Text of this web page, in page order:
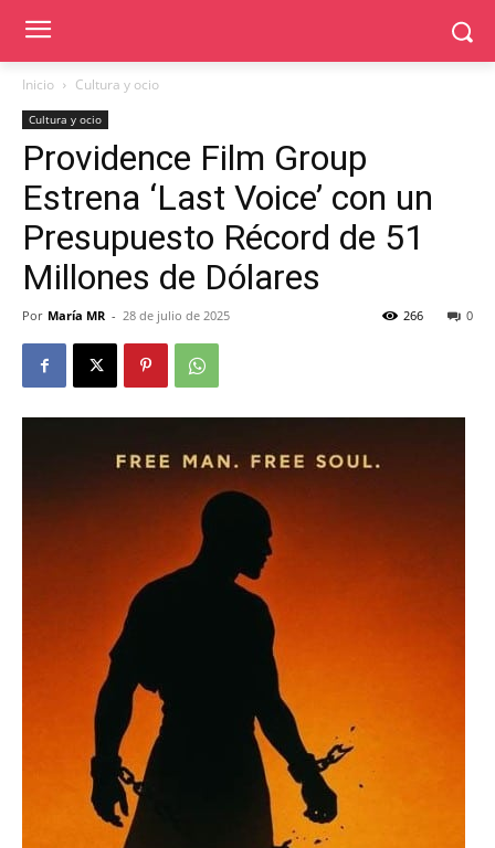
Inicio Cultura y ocio
Cultura y ocio
Providence Film Group
Estrena ‘Last Voice’ con un
Presupuesto Récord de 51
Millones de Dólares
Por María MR - 28 de julio de 2025 0
266